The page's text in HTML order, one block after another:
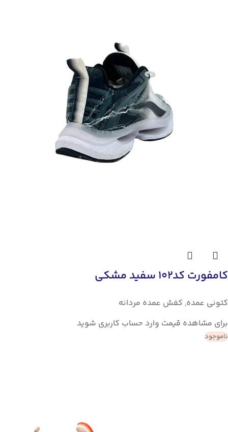
کامفورت کد102 سفید مشکی
کتونی عمده, کفش عمده مردانه
برای مشاهده قیمت وارد حساب کاربری شوید
ناموجود